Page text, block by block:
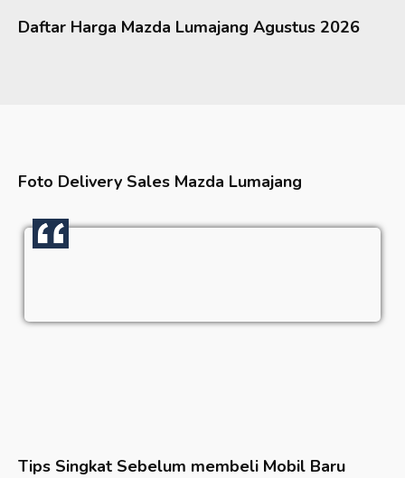
Daftar Harga Mazda Lumajang Agustus 2026
Foto Delivery Sales Mazda Lumajang
Tips Singkat Sebelum membeli Mobil Baru